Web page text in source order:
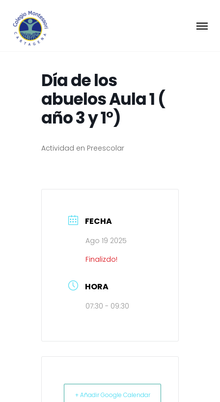
Día de los
abuelos Aula 1 (
año 3 y 1°)
Actividad en Preescolar
FECHA
Ago 19 2025
Finalizdo!
HORA
07:30 - 09:30
+ Añadir Google Calendar